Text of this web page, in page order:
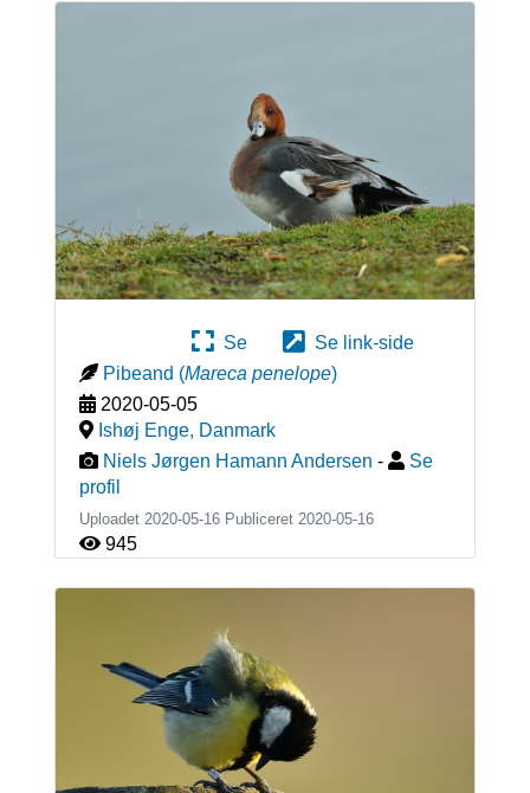
Se
Se link-side
Pibeand (Mareca penelope)
2020-05-05
Ishøj Enge, Danmark
Niels Jørgen Hamann Andersen -
Se
profil
Uploadet 2020-05-16 Publiceret 2020-05-16
945